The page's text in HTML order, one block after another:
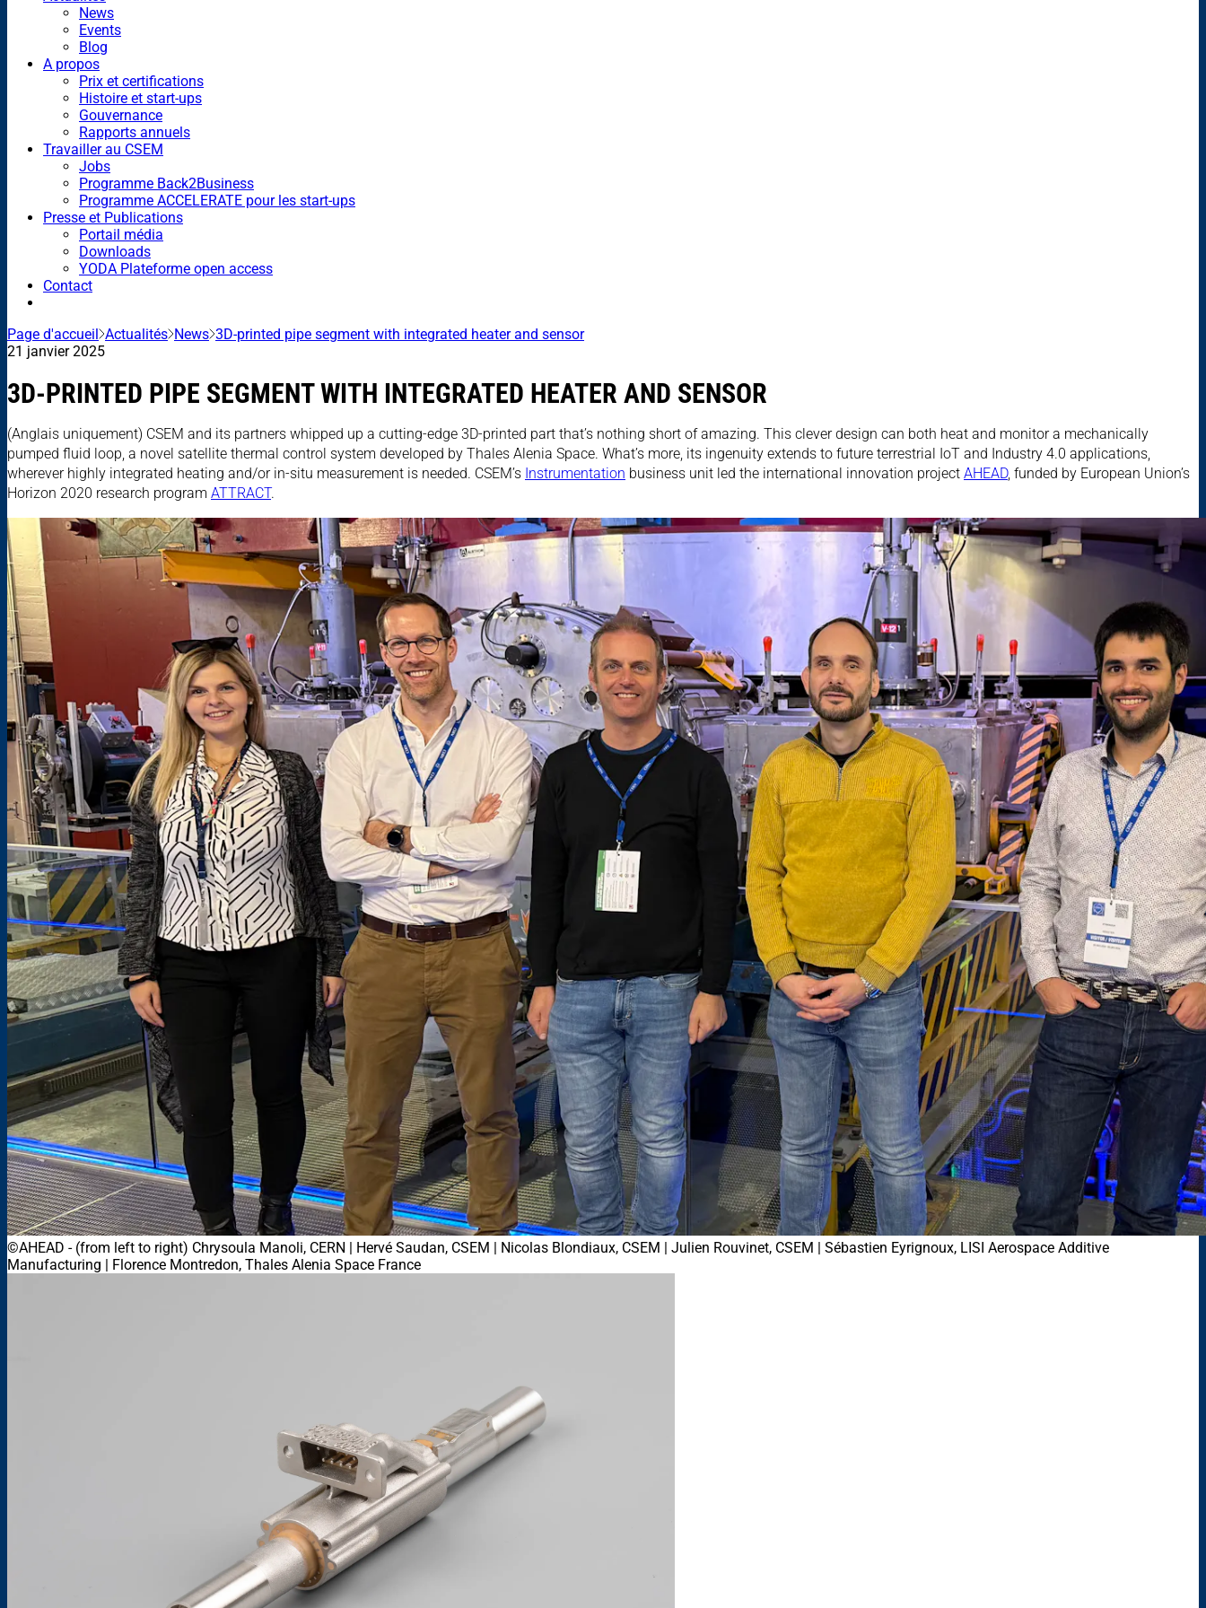
News
Events
Blog
A propos
Prix et certifications
Histoire et start-ups
Gouvernance
Rapports annuels
Travailler au CSEM
Jobs
Programme Back2Business
Programme ACCELERATE pour les start-ups
Presse et Publications
Portail média
Downloads
YODA Plateforme open access
Contact
Page d'accueil Actualités News 3D-printed pipe segment with integrated heater and sensor
21 janvier 2025
3D-PRINTED PIPE SEGMENT WITH INTEGRATED HEATER AND SENSOR
(Anglais uniquement) CSEM and its partners whipped up a cutting-edge 3D-printed part that’s nothing short of amazing. This clever design can both heat and monitor a mechanically
pumped fluid loop, a novel satellite thermal control system developed by Thales Alenia Space. What’s more, its ingenuity extends to future terrestrial IoT and Industry 4.0 applications,
wherever highly integrated heating and/or in-situ measurement is needed. CSEM’s Instrumentation business unit led the international innovation project AHEAD, funded by European Union’s
Horizon 2020 research program ATTRACT.
©AHEAD - (from left to right) Chrysoula Manoli, CERN | Hervé Saudan, CSEM | Nicolas Blondiaux, CSEM | Julien Rouvinet, CSEM | Sébastien Eyrignoux, LISI Aerospace Additive
Manufacturing | Florence Montredon, Thales Alenia Space France